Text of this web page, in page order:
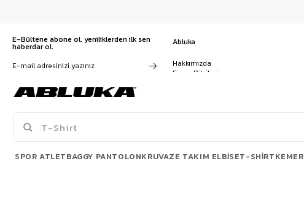
E-Bültene abone ol, yeniliklerden ilk sen
haberdar ol.
Kampanyalar, ürünler ve
değişiklikler hakkında e-mail ve
buradan ulaşabilirsin
Abluka
Hakkımızda
Firma Bilgileri
Sözleşmeler
SPOR ATLETBAGGY PANTOLONKRUVAZE TAKIM ELBISET-SHIRTKEMER